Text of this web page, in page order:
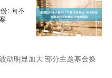
: 向不
动明显加大 部分主题基金换